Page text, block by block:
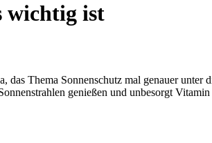
wichtig ist
Thema Sonnenschutz mal genauer
genießen und unbesorgt